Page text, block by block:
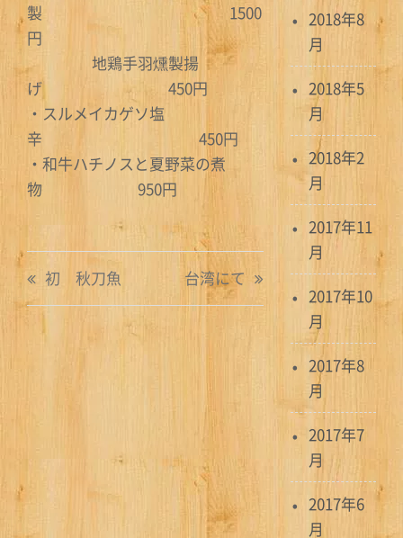
製 1500
円
地鶏手羽燻製揚
げ 450円
・スルメイカゲソ塩
辛 450円
・和牛ハチノスと夏野菜の煮
物 950円
投
稿
ナ
初 秋刀魚 台湾にて
2018年8
月
2018年5
月
2018年2
月
2017年11
月
2017年10
月
2017年8
月
2017年7
月
2017年6
月